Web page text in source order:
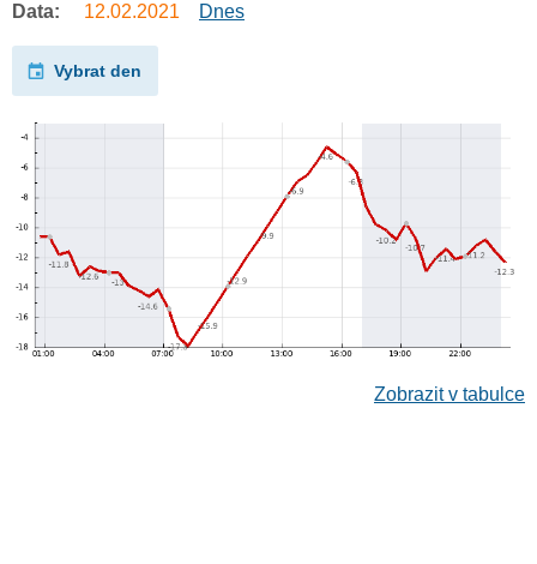
Data: 12.02.2021 Dnes
Vybrat den
Zobrazit v tabulce